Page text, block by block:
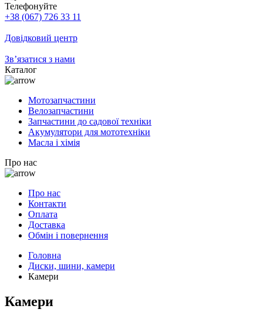
Телефонуйте
+38 (067) 726 33 11
Довідковий центр
Зв’язатися з нами
Каталог
Мотозапчастини
Велозапчастини
Запчастини до садової техніки
Акумулятори для мототехніки
Масла і хімія
Про нас
Про нас
Контакти
Оплата
Доставка
Обмін і повернення
Головна
Диски, шини, камери
Камери
Камери